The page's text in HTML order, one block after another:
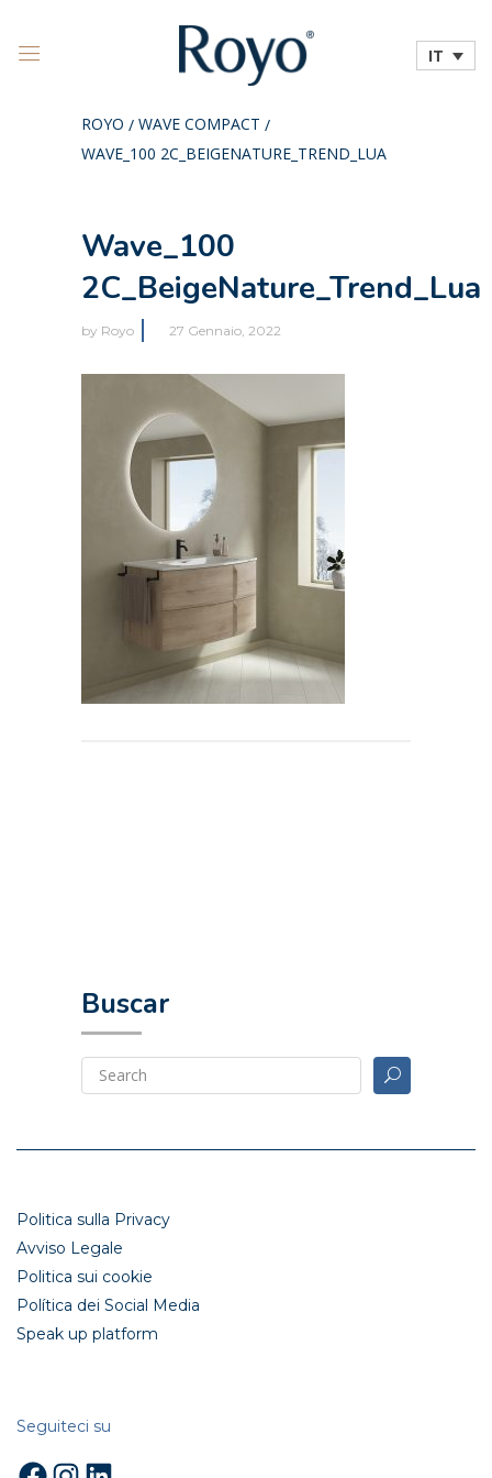
IT
ROYO / WAVE COMPACT /
WAVE_100 2C_BEIGENATURE_TREND_LUA
Wave_100
2C_BeigeNature_Trend_Lua
by Royo 27 Gennaio, 2022
Buscar
Politica sulla Privacy
Avviso Legale
Politica sui cookie
Política dei Social Media
Speak up platform
Seguiteci su